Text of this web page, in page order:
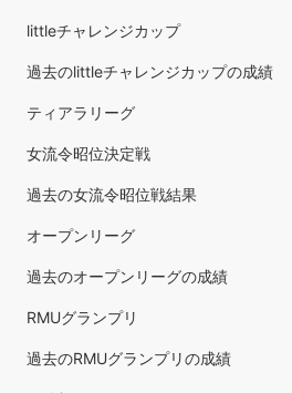
littleチャレンジカップ
過去のlittleチャレンジカップの成績
ティアラリーグ
女流令昭位決定戦
過去の女流令昭位戦結果
オープンリーグ
過去のオープンリーグの成績
RMUグランプリ
過去のRMUグランプリの成績